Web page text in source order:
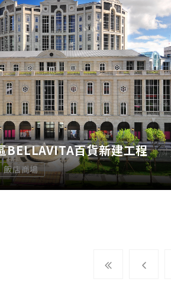
BELLAVITA百貨新建工程
飯店商場